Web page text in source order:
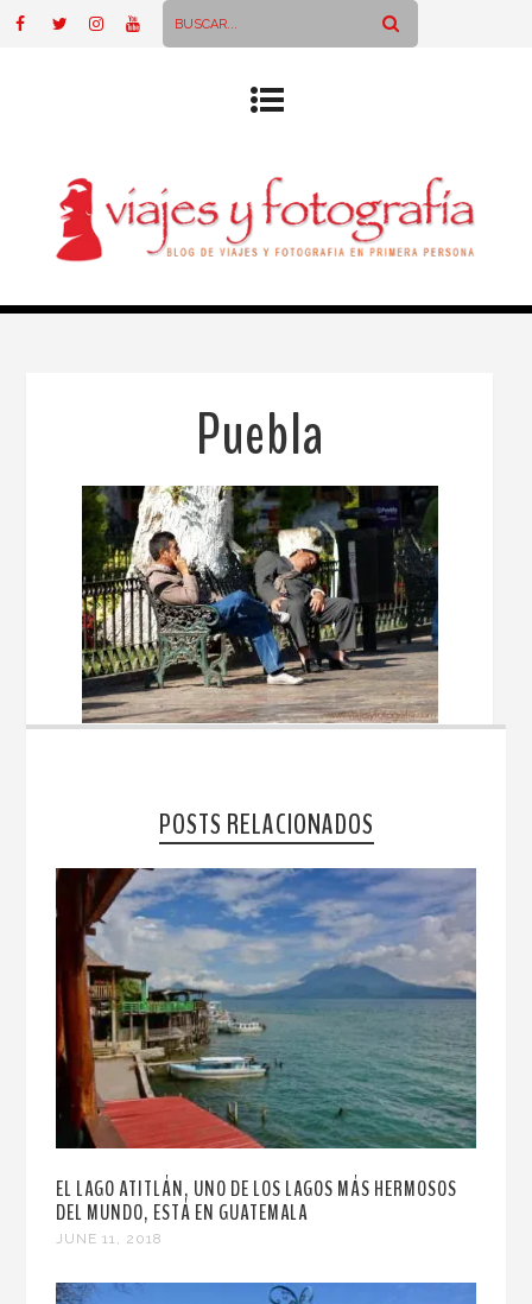
Puebla
POSTS RELACIONADOS
EL LAGO ATITLÁN, UNO DE LOS LAGOS MÁS HERMOSOS
DEL MUNDO, ESTÁ EN GUATEMALA
JUNE 11, 2018